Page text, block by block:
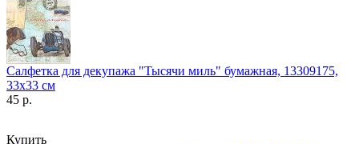
Салфетка для декупажа "Тысячи миль" бумажная, 13309175,
33х33 см
45 р.
Купить